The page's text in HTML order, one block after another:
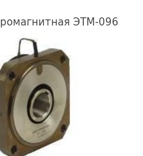
ЭТМ-096